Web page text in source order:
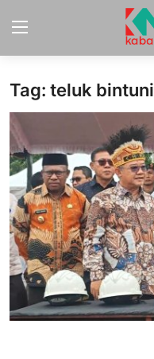
Home
Sport
Nasional
More
Daerah
Politik
Hukum
Tag: teluk bintuni